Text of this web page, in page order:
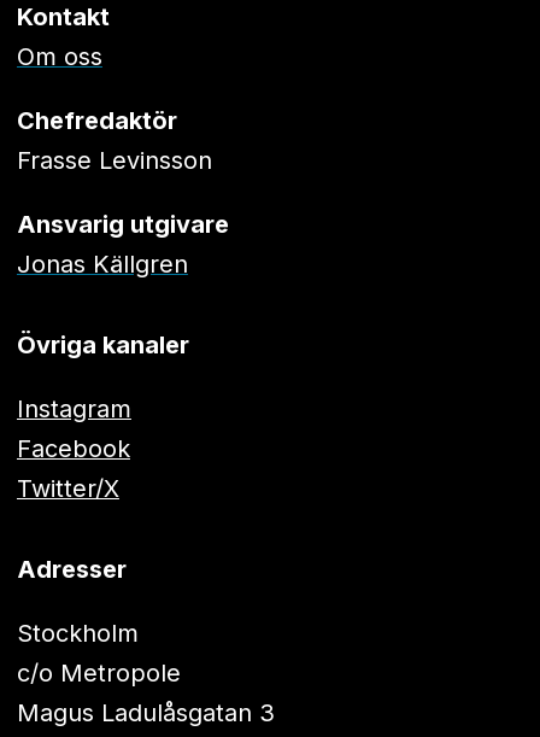
Kontakt
Om oss
Chefredaktör
Frasse Levinsson
Ansvarig utgivare
Jonas Källgren
Övriga kanaler
Instagram
Facebook
Twitter/X
Adresser
Stockholm
c/o Metropole
Magus Ladulåsgatan 3